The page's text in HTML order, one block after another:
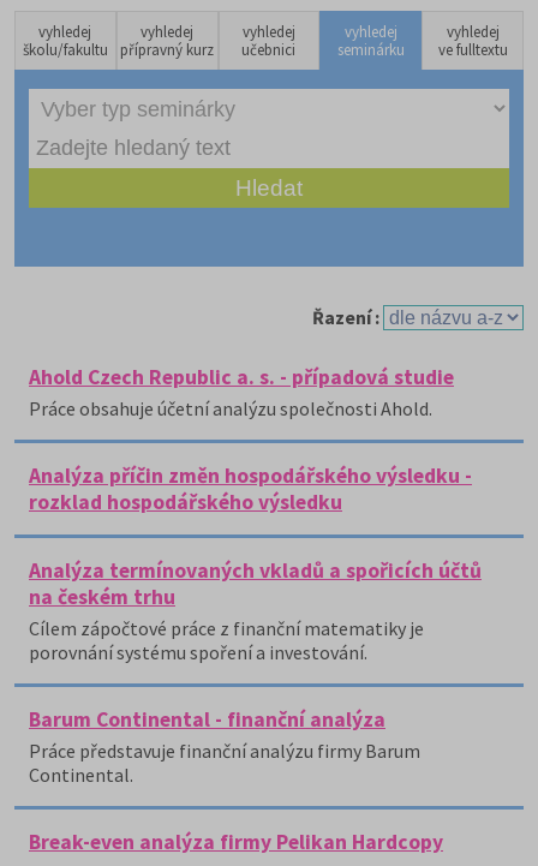
vyhledej
školu/fakultu
vyhledej
přípravný kurz
vyhledej
učebnici
vyhledej
seminárku
vyhledej
ve fulltextu
Řazení :
Ahold Czech Republic a. s. - případová studie
Práce obsahuje účetní analýzu společnosti Ahold.
Analýza příčin změn hospodářského výsledku -
rozklad hospodářského výsledku
Analýza termínovaných vkladů a spořicích účtů
na českém trhu
Cílem zápočtové práce z finanční matematiky je
porovnání systému spoření a investování.
Barum Continental - finanční analýza
Práce představuje finanční analýzu firmy Barum
Continental.
Break-even analýza firmy Pelikan Hardcopy